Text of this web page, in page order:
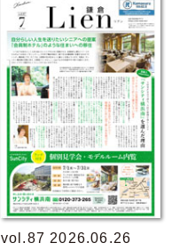
vol.87 2026.06.26